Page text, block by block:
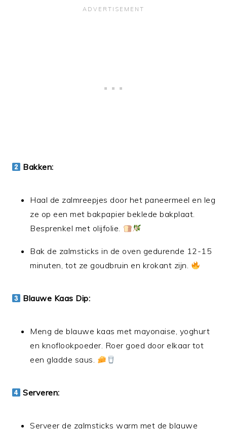
Bakken:
Haal de zalmreepjes door het paneermeel en leg
ze op een met bakpapier beklede bakplaat.
Besprenkel met olijfolie.
Bak de zalmsticks in de oven gedurende 12-15
minuten, tot ze goudbruin en krokant zijn.
Blauwe Kaas Dip:
Meng de blauwe kaas met mayonaise, yoghurt
en knoflookpoeder. Roer goed door elkaar tot
een gladde saus.
Serveren:
Serveer de zalmsticks warm met de blauwe